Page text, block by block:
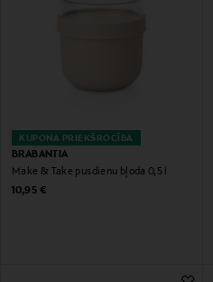
KUPONA PRIEKŠROCĪBA
BRABANTIA
Make & Take pusdienu bļoda 0,5 l
Original Price
10,95 €